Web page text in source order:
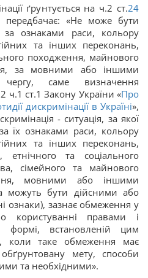
ґрунтується на ч.2 ст.24
передбачає: «Не може бути
ознаками раси, кольору
та інших переконань,
походження, майнового
за мовними або іншими
саме визначення
ч.1 ст.1 Закону України «Про
дискримінації в Україні»,
- ситуація, за якої
їх ознаками раси, кольору
та інших переконань,
етнічного та соціального
сімейного та майнового
мовними або іншими
можуть бути дійсними або
ознаки), зазнає обмеження у
користуванні правами і
формі, встановленій цим
коли таке обмеження має
мету, способи
та необхідними».